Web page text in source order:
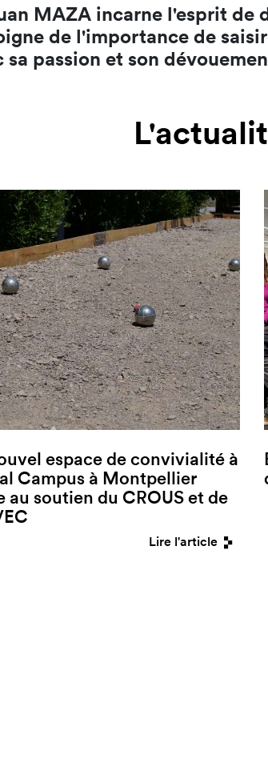
MAZA incarne l'esprit de
de l'importance de
sa passion et son
espace de convivialité à
Campus à Montpellier
au soutien du CROUS et de
Lire l'article